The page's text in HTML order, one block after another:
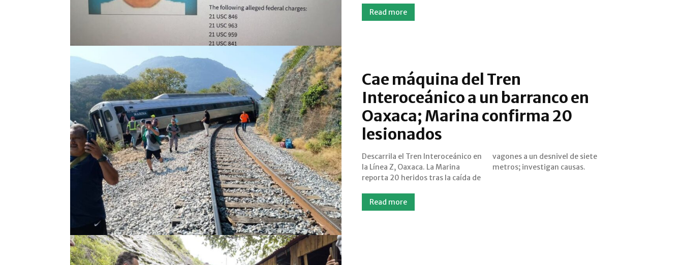
Read more
Cae máquina del Tren
Interoceánico a un barranco en
Oaxaca; Marina confirma 20
lesionados
Descarrila el Tren Interoceánico en
la Línea Z, Oaxaca. La Marina
reporta 20 heridos tras la caída de
vagones a un desnivel de siete
metros; investigan causas.
Read more